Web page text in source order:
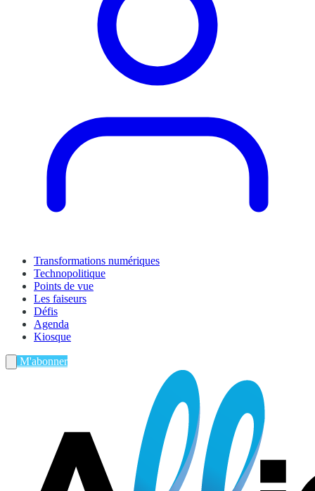
Transformations numériques
Technopolitique
Points de vue
Les faiseurs
Défis
Agenda
Kiosque
M'abonner